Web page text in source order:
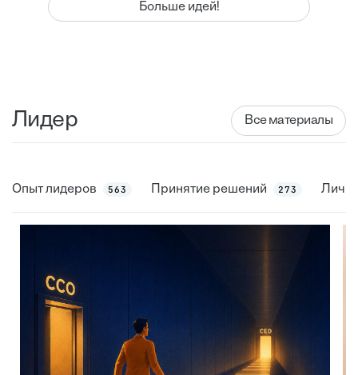
Больше идей!
Лидер Все материалы
Опыт лидеров 563 Принятие решений 273